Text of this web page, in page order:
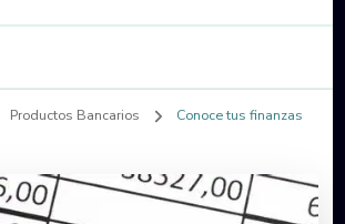
Productos Bancarios Conoce tus finanzas